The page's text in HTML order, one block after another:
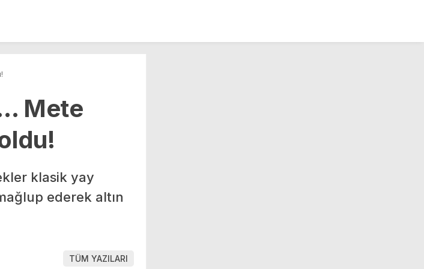
Mete
klasik yay
ederek altın
TÜM YAZILARI